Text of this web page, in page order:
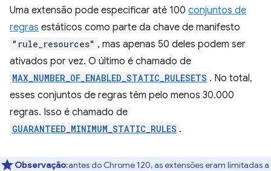
Uma extensão pode especificar até 100 conjuntos de
regras estáticos como parte da chave de manifesto
"rule_resources" , mas apenas 50 deles podem ser
ativados por vez. O último é chamado de
MAX_NUMBER_OF_ENABLED_STATIC_RULESETS . No total,
esses conjuntos de regras têm pelo menos 30.000
regras. Isso é chamado de
GUARANTEED_MINIMUM_STATIC_RULES .
Observação:antes do Chrome 120, as extensões eram limitadas a